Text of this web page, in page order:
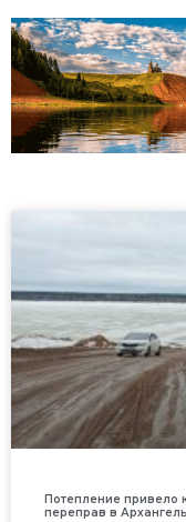
Потепление привело
переправ в